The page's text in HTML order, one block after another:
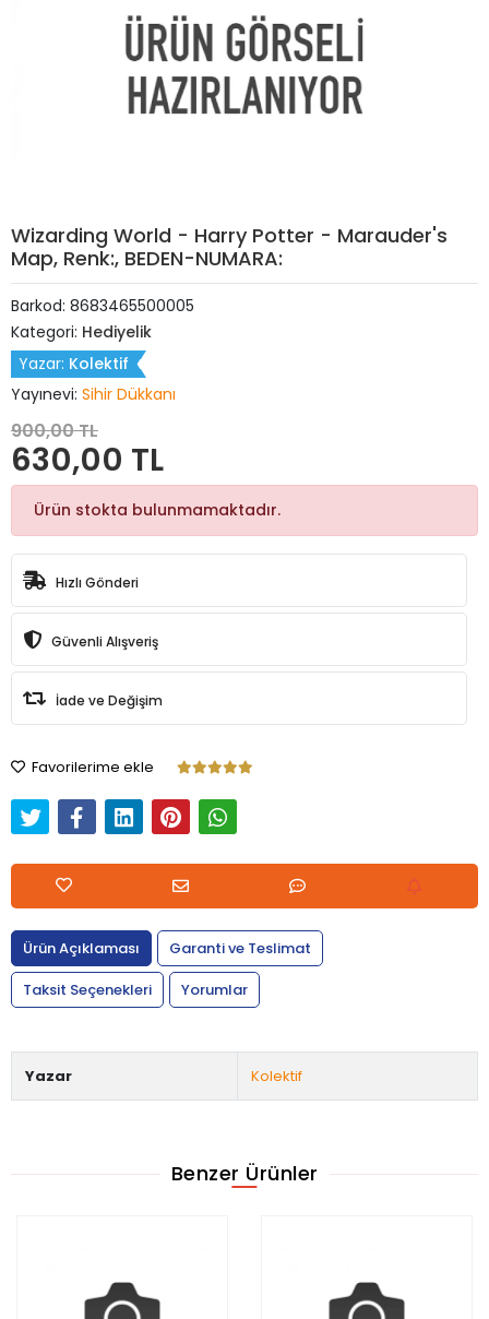
Wizarding World - Harry Potter - Marauder's
Map, Renk:, BEDEN-NUMARA:
Barkod: 8683465500005
Kategori: Hediyelik
Yazar: Kolektif
Yayınevi: Sihir Dükkanı
900,00 TL
630,00 TL
Ürün stokta bulunmamaktadır.
Hızlı Gönderi
Güvenli Alışveriş
İade ve Değişim
Favorilerime ekle
Ürün Açıklaması
Garanti ve Teslimat
Taksit Seçenekleri
Yorumlar
Yazar Kolektif
Benzer Ürünler